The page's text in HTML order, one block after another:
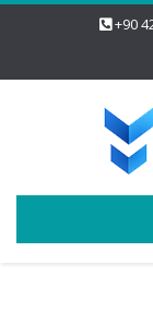
+90